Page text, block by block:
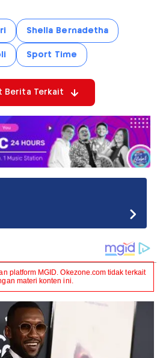
Shella Bernadetha
Sport Time
Berita Terkait